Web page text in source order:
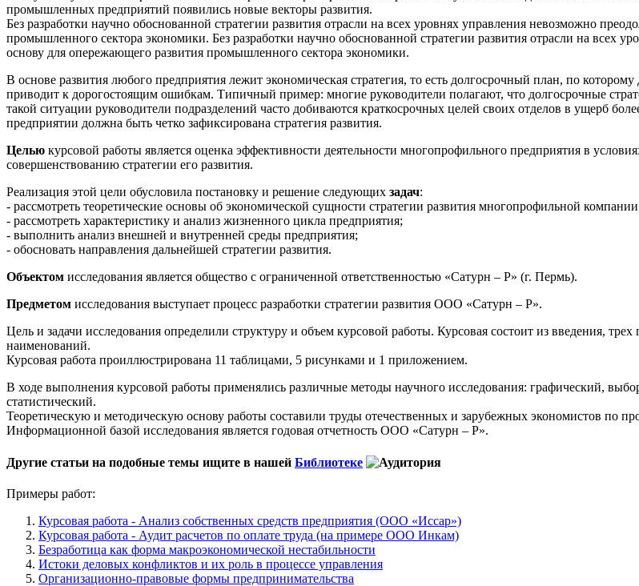
промышленных предприятий появились новые векторы развития.
Без разработки научно обоснованной стратегии развития отрасли на всех уровнях управления невозможно
промышленного сектора экономики. Без разработки научно обоснованной стратегии развития отрасли на всех
основу для опережающего развития промышленного сектора экономики.
В основе развития любого предприятия лежит экономическая стратегия, то есть долгосрочный план, по
приводит к дорогостоящим ошибкам. Типичный пример: многие руководители полагают, что долгосрочные
такой ситуации руководители подразделений часто добиваются краткосрочных целей своих отделов в ущерб
предприятии должна быть четко зафиксирована стратегия развития.
Целью курсовой работы является оценка эффективности деятельности многопрофильного предприятия в
совершенствованию стратегии его развития.
Реализация этой цели обусловила постановку и решение следующих задач:
- рассмотреть теоретические основы об экономической сущности стратегии развития многопрофильной
- рассмотреть характеристику и анализ жизненного цикла предприятия;
- выполнить анализ внешней и внутренней среды предприятия;
- обосновать направления дальнейшей стратегии развития.
Объектом исследования является общество с ограниченной ответственностью «Сатурн – Р» (г. Пермь).
Предметом исследования выступает процесс разработки стратегии развития ООО «Сатурн – Р».
Цель и задачи исследования определили структуру и объем курсовой работы. Курсовая состоит из введения,
наименований.
Курсовая работа проиллюстрирована 11 таблицами, 5 рисунками и 1 приложением.
В ходе выполнения курсовой работы применялись различные методы научного исследования: графический,
статистический.
Теоретическую и методическую основу работы составили труды отечественных и зарубежных экономистов по
Информационной базой исследования является годовая отчетность ООО «Сатурн – Р».
Другие статьи на подобные темы ищите в нашей Библиотеке
Примеры работ:
Курсовая работа - Анализ собственных средств предприятия (ООО «Иссар»)
Курсовая работа - Аудит расчетов по оплате труда (на примере ООО Инкам)
Безработица как форма макроэкономической нестабильности
Истоки деловых конфликтов и их роль в процессе управления
Организационно-правовые формы предпринимательства